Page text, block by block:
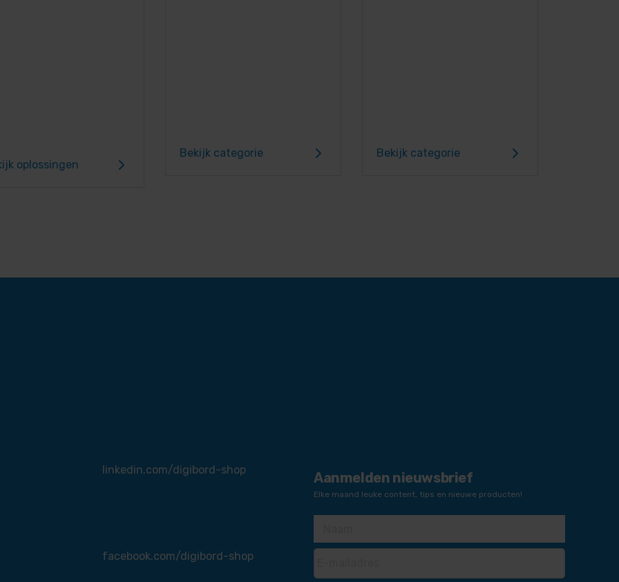
oplossingen
Bekijk categorie Bekijk categorie
linkedin.com/digibord-shop
facebook.com/digibord-shop
Aanmelden nieuwsbrief
Elke maand leuke content, tips en nieuwe producten!